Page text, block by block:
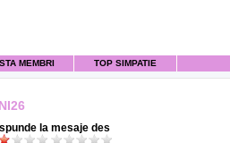
MEMBRI TOP SIMPATIE
la mesaje des